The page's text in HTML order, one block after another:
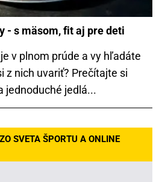
- s mäsom, fit aj pre deti
v plnom prúde a vy hľadáte
z nich uvariť? Prečítajte si
jednoduché jedlá...
SVETA ŠPORTU A ONLINE